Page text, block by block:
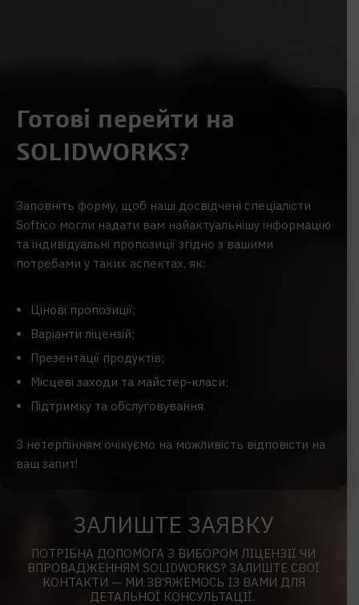
Готові перейти на
SOLIDWORKS?
Заповніть форму, щоб наші досвідчені спеціалісти
Softico могли надати вам найактуальнішу інформацію
та індивідуальні пропозиції згідно з вашими
потребами у таких аспектах, як:
Цінові пропозиції;
Варіанти ліцензій;
Презентації продуктів;
Місцеві заходи та майстер-класи;
Підтримку та обслуговування.
З нетерпінням очікуємо на можливість відповісти на
ваш запит!
ЗАЛИШТЕ ЗАЯВКУ
ПОТРІБНА ДОПОМОГА З ВИБОРОМ ЛІЦЕНЗІЇ ЧИ
ВПРОВАДЖЕННЯМ SOLIDWORKS? ЗАЛИШТЕ СВОЇ
КОНТАКТИ — МИ ЗВ’ЯЖЕМОСЬ ІЗ ВАМИ ДЛЯ
ДЕТАЛЬНОЇ КОНСУЛЬТАЦІЇ.